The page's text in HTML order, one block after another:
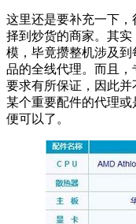
这里还是要补充一下
择到炒货的商家。其
模，毕竟攒整机涉及
品的全线代理。而且
要求有所保证，因此
某个重要配件的代理
便可以了。